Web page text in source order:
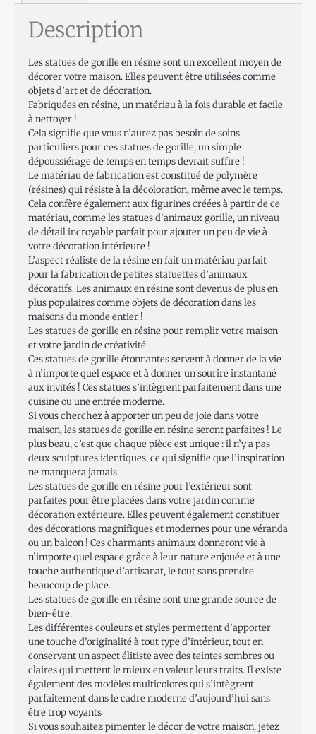
Description
Les statues de gorille en résine sont un excellent moyen de
décorer votre maison. Elles peuvent être utilisées comme
objets d’art et de décoration.
Fabriquées en résine, un matériau à la fois durable et facile
à nettoyer !
Cela signifie que vous n’aurez pas besoin de soins
particuliers pour ces statues de gorille, un simple
dépoussiérage de temps en temps devrait suffire !
Le matériau de fabrication est constitué de polymère
(résines) qui résiste à la décoloration, même avec le temps.
Cela confère également aux figurines créées à partir de ce
matériau, comme les statues d’animaux gorille, un niveau
de détail incroyable parfait pour ajouter un peu de vie à
votre décoration intérieure !
L’aspect réaliste de la résine en fait un matériau parfait
pour la fabrication de petites statuettes d’animaux
décoratifs. Les animaux en résine sont devenus de plus en
plus populaires comme objets de décoration dans les
maisons du monde entier !
Les statues de gorille en résine pour remplir votre maison
et votre jardin de créativité
Ces statues de gorille étonnantes servent à donner de la vie
à n’importe quel espace et à donner un sourire instantané
aux invités ! Ces statues s’intègrent parfaitement dans une
cuisine ou une entrée moderne.
Si vous cherchez à apporter un peu de joie dans votre
maison, les statues de gorille en résine seront parfaites ! Le
plus beau, c’est que chaque pièce est unique : il n’y a pas
deux sculptures identiques, ce qui signifie que l’inspiration
ne manquera jamais.
Les statues de gorille en résine pour l’extérieur sont
parfaites pour être placées dans votre jardin comme
décoration extérieure. Elles peuvent également constituer
des décorations magnifiques et modernes pour une véranda
ou un balcon ! Ces charmants animaux donneront vie à
n’importe quel espace grâce à leur nature enjouée et à une
touche authentique d’artisanat, le tout sans prendre
beaucoup de place.
Les statues de gorille en résine sont une grande source de
bien-être.
Les différentes couleurs et styles permettent d’apporter
une touche d’originalité à tout type d’intérieur, tout en
conservant un aspect élitiste avec des teintes sombres ou
claires qui mettent le mieux en valeur leurs traits. Il existe
également des modèles multicolores qui s’intègrent
parfaitement dans le cadre moderne d’aujourd’hui sans
être trop voyants
Si vous souhaitez pimenter le décor de votre maison, jetez